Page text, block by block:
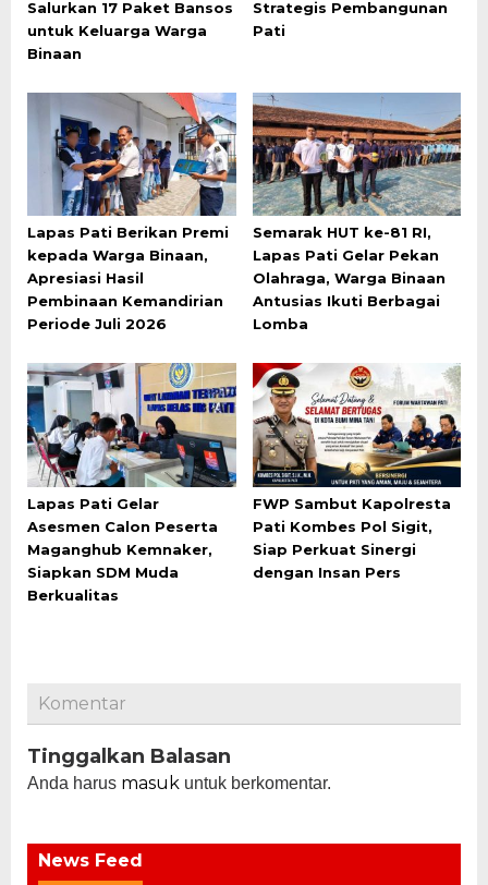
Salurkan 17 Paket Bansos
untuk Keluarga Warga
Binaan
Strategis Pembangunan
Pati
Lapas Pati Berikan Premi
kepada Warga Binaan,
Apresiasi Hasil
Pembinaan Kemandirian
Periode Juli 2026
Semarak HUT ke-81 RI,
Lapas Pati Gelar Pekan
Olahraga, Warga Binaan
Antusias Ikuti Berbagai
Lomba
Lapas Pati Gelar
Asesmen Calon Peserta
Maganghub Kemnaker,
Siapkan SDM Muda
Berkualitas
FWP Sambut Kapolresta
Pati Kombes Pol Sigit,
Siap Perkuat Sinergi
dengan Insan Pers
Komentar
Tinggalkan Balasan
Anda harus masuk untuk berkomentar.
News Feed